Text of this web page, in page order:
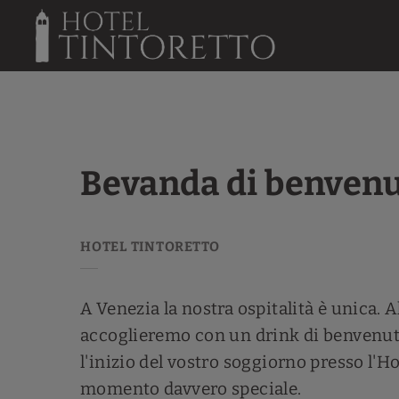
Bevanda Di Benvenuto dell´ Hotel Tintoretto a Venezia. Sito Ufficiale.
Bevanda di
A Venezia la nostra ospitalità è unica.
accoglieremo con un drink di
l'inizio del vostro soggiorno presso
momento davvero speciale.